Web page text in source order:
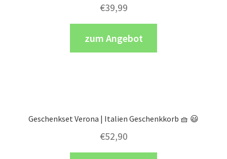
€39,99
zum Angebot
Geschenkset Verona | Italien Geschenkkorb 🧺 😃
€52,90